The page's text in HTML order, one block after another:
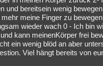
und bereitsein wenig
meine Finger zu
wieder wach 0 - Ich bin
kann meinenKörper frei
ein wenig blöd an aber
Viel hängt bereits von